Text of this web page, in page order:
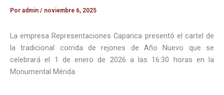
Por admin / noviembre 6, 2025
La empresa Representaciones Caparica presentó el cartel de
la tradicional corrida de rejones de Año Nuevo que se
celebrará el 1 de enero de 2026 a las 16:30 horas en la
Monumental Mérida.